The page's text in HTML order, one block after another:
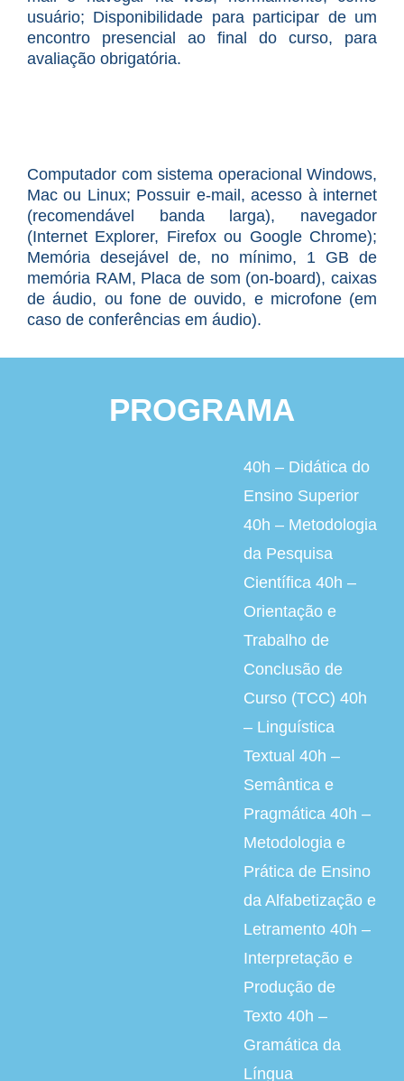
usuário; Disponibilidade para participar de um
encontro presencial ao final do curso, para
avaliação obrigatória.
Computador com sistema operacional Windows,
Mac ou Linux; Possuir e-mail, acesso à internet
(recomendável banda larga), navegador
(Internet Explorer, Firefox ou Google Chrome);
Memória desejável de, no mínimo, 1 GB de
memória RAM, Placa de som (on-board), caixas
de áudio, ou fone de ouvido, e microfone (em
caso de conferências em áudio).
PROGRAMA
40h – Didática do
Ensino Superior
40h – Metodologia
da Pesquisa
Científica 40h –
Orientação e
Trabalho de
Conclusão de
Curso (TCC) 40h
– Linguística
Textual 40h –
Semântica e
Pragmática 40h –
Metodologia e
Prática de Ensino
da Alfabetização e
Letramento 40h –
Interpretação e
Produção de
Texto 40h –
Gramática da
Língua